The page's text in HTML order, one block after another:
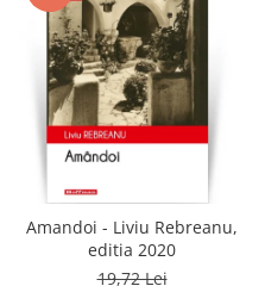
Amandoi - Liviu Rebreanu,
editia 2020
19,72 Lei